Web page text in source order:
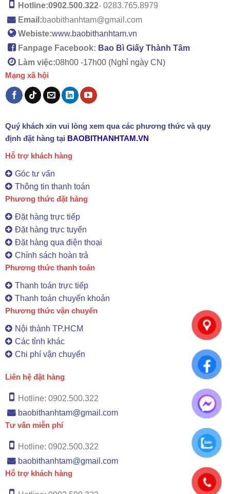
Hotline:0902.500.322- 0283.765.8979
Email:baobithanhtam@gmail.com
Webiste:www.baobithanhtam.vn
Fanpage Facebook: Bao Bì Giấy Thành Tâm
Làm việc:08h00 -17h00 (Nghỉ ngày CN)
Mạng xã hội
Quý khách xin vui lòng xem qua các phương thức và quy
định đặt hàng tại BAOBITHANHTAM.VN
Hỗ trợ khách hàng
Góc tư vấn
Thông tin thanh toán
Phương thức đặt hàng
Đặt hàng trực tiếp
Đặt hàng trực tuyến
Đặt hàng qua điện thoại
Chính sách hoàn trả
Phương thức thanh toán
Thanh toán trực tiếp
Thanh toán chuyển khoản
Phương thức vận chuyển
Nội thành TP.HCM
Các tỉnh khác
Chi phí vận chuyển
Liên hệ đặt hàng
Hotline: 0902.500.322
baobithanhtam@gmail.com
Tư vấn miễn phí
Hotline: 0902.500.322
baobithanhtam@gmail.com
Hỗ trợ khách hàng